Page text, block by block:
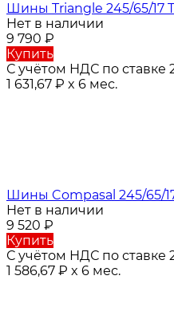
Шины Triangle 245/65/17 T
Нет в наличии
9 790 ₽
Купить
С учётом НДС по ставке
1 631,67 ₽ x 6 мес.
Шины Compasal 245/65/17
Нет в наличии
9 520 ₽
Купить
С учётом НДС по ставке
1 586,67 ₽ x 6 мес.